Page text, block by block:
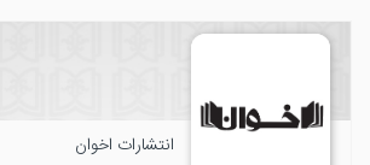
انتشارات اخوان